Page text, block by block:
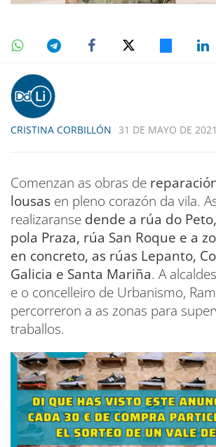
CRISTINA CORBILLÓN 31 DE MAYO DE
Comenzan as obras de
lousas en pleno corazón da vila.
realizaranse dende a rúa do
pola Praza, rúa San Roque e a
en concreto, as rúas Lepanto,
Galicia e Santa Mariña. A
e o concelleiro de Urbanismo,
percorreron a as zonas para
traballos.